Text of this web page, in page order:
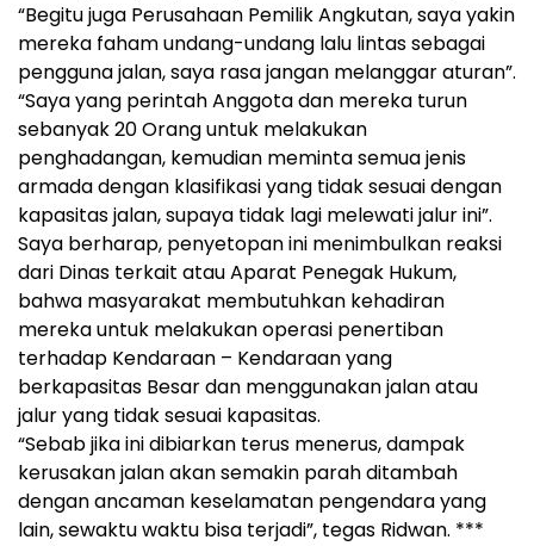
“Begitu juga Perusahaan Pemilik Angkutan, saya yakin
mereka faham undang-undang lalu lintas sebagai
pengguna jalan, saya rasa jangan melanggar aturan”.
“Saya yang perintah Anggota dan mereka turun
sebanyak 20 Orang untuk melakukan
penghadangan, kemudian meminta semua jenis
armada dengan klasifikasi yang tidak sesuai dengan
kapasitas jalan, supaya tidak lagi melewati jalur ini”.
Saya berharap, penyetopan ini menimbulkan reaksi
dari Dinas terkait atau Aparat Penegak Hukum,
bahwa masyarakat membutuhkan kehadiran
mereka untuk melakukan operasi penertiban
terhadap Kendaraan – Kendaraan yang
berkapasitas Besar dan menggunakan jalan atau
jalur yang tidak sesuai kapasitas.
“Sebab jika ini dibiarkan terus menerus, dampak
kerusakan jalan akan semakin parah ditambah
dengan ancaman keselamatan pengendara yang
lain, sewaktu waktu bisa terjadi”, tegas Ridwan. ***